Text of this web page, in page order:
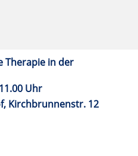
Therapie in der
Uhr
Kirchbrunnenstr. 12